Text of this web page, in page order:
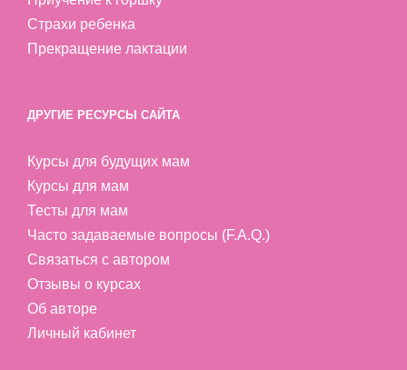
Страхи ребенка
Прекращение лактации
ДРУГИЕ РЕСУРСЫ САЙТА
Курсы для будущих мам
Курсы для мам
Тесты для мам
Часто задаваемые вопросы (F.A.Q.)
Связаться с автором
Отзывы о курсах
Об авторе
Личный кабинет